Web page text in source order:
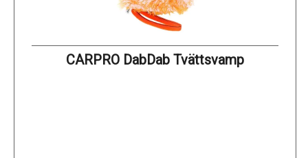
CARPRO DabDab Tvättsvamp